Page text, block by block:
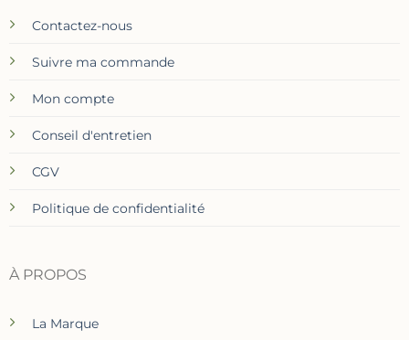
Contactez-nous
Suivre ma commande
Mon compte
Conseil d'entretien
CGV
Politique de confidentialité
À PROPOS
La Marque